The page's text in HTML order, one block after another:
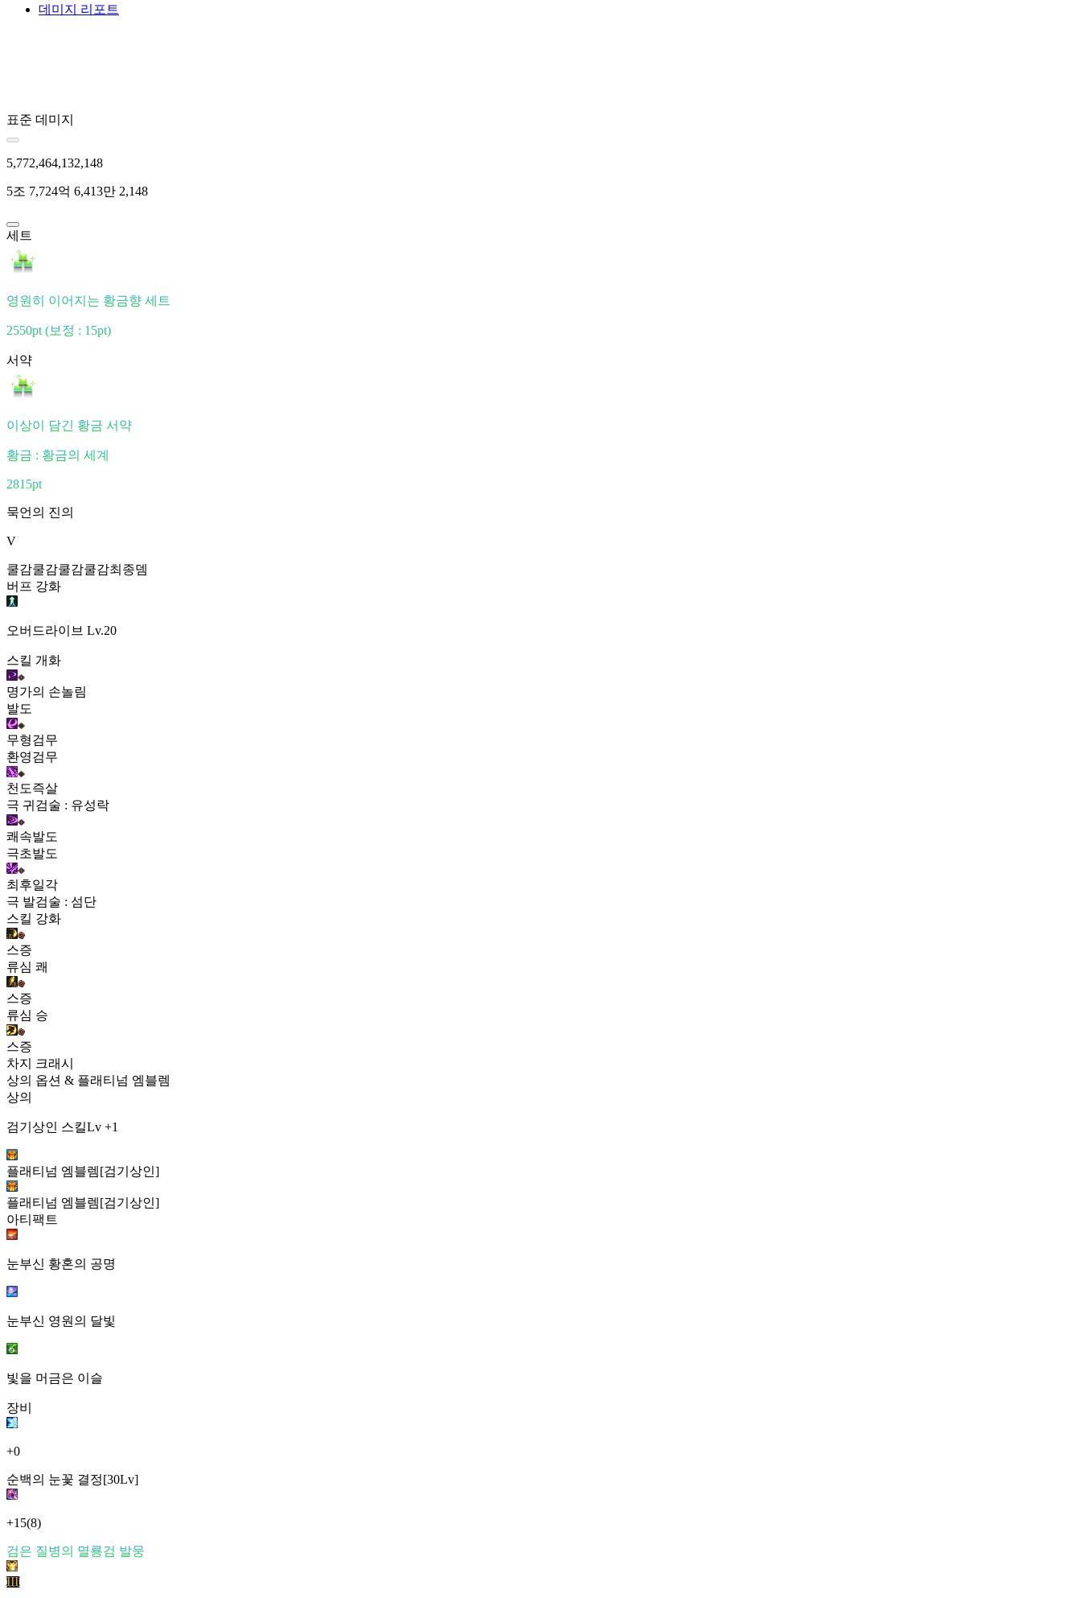
데미지 리포트
표준 데미지
5,772,464,132,148
5조 7,724억 6,413만 2,148
세트
영원히 이어지는 황금향 세트
2550pt (보정 : 15pt)
서약
이상이 담긴 황금 서약
황금 : 황금의 세계
2815pt
묵언의 진의
V
쿨감쿨감쿨감쿨감최종뎀
버프 강화
오버드라이브 Lv.20
스킬 개화
명가의 손놀림
발도
무형검무
환영검무
천도즉살
극 귀검술 : 유성락
쾌속발도
극초발도
최후일각
극 발검술 : 섬단
스킬 강화
스증
류심 쾌
스증
류심 승
스증
차지 크래시
상의 옵션 & 플래티넘 엠블렘
상의
검기상인 스킬Lv +1
플래티넘 엠블렘[검기상인]
플래티넘 엠블렘[검기상인]
아티팩트
눈부신 황혼의 공명
눈부신 영원의 달빛
빛을 머금은 이슬
장비
+0
순백의 눈꽃 결정[30Lv]
+15(8)
검은 질병의 멸룡검 발뭉
III